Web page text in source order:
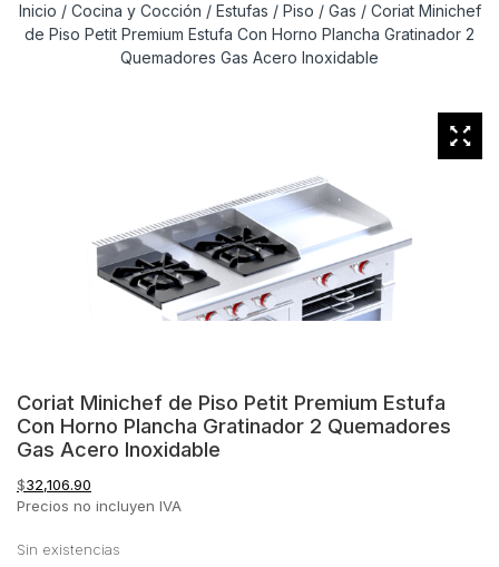
Inicio / Cocina y Cocción / Estufas / Piso / Gas / Coriat Minichef
de Piso Petit Premium Estufa Con Horno Plancha Gratinador 2
Quemadores Gas Acero Inoxidable
Coriat Minichef de Piso Petit Premium Estufa
Con Horno Plancha Gratinador 2 Quemadores
Gas Acero Inoxidable
$32,106.90
Precios no incluyen IVA
Sin existencias